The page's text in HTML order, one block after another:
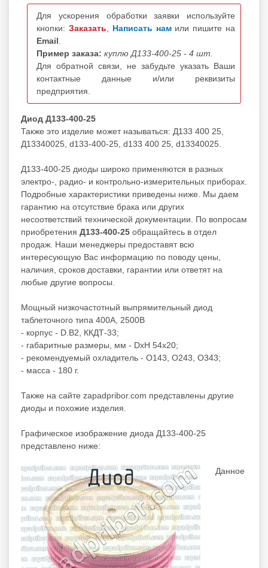
Для ускорения обработки заявки используйте
кнопки: Заказать Написать нам или пишите на
Email
Пример заказа: куплю Д133-400-25 - 4 шт.
Для обратной связи, не забудьте указать Ваши
контактные данные и/или реквизиты
предприятия.
Диод Д133-400-25
Также это изделие может называться: Д133 400 25,
Д13340025, d133-400-25, d133 400 25, d13340025.
Д133-400-25 диоды широко применяются в разных
электро-, радио- и контрольно-измерительных приборах.
Подробные характеристики приведены ниже. Мы даем
гарантию на отсутствие брака или других
несоответствий технической документации. По вопросам
приобретения Д133-400-25 обращайтесь в отдел
продаж. Наши менеджеры предоставят всю
интересующую Вас информацию по поводу цены,
наличия, сроков доставки, гарантии или ответят на
любые другие вопросы.
Мощный низкочастотный выпрямительный диод
таблеточного типа 400А, 2500В
- корпус - D.B2, ККДТ-33;
- габаритные размеры, мм - DxH 54x20;
- рекомендуемый охладитель - О143, О243, О343;
- масса - 180 г.
Также на сайте zapadpribor.com представлены другие
диоды и похожие изделия.
Графическое изображение диода Д133-400-25
представлено ниже:
Данное